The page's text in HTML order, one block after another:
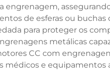
de esferas ou buchas
para proteger os
metálicas
CC com
e